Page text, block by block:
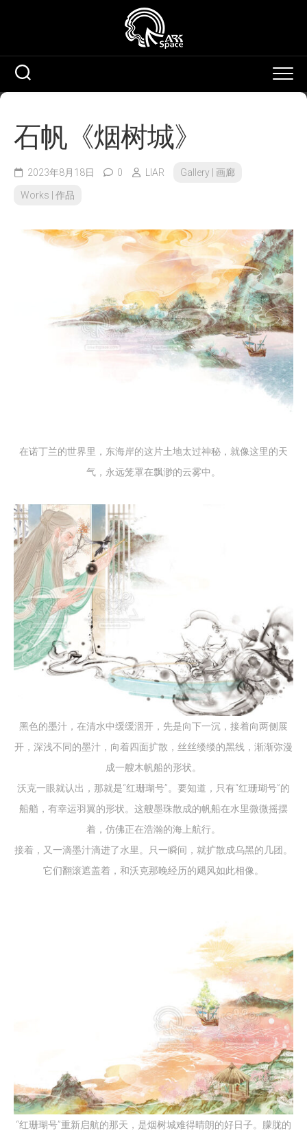
石帆《烟树城》
2023年8月18日 0 LIAR Gallery | 画廊
Works | 作品
在诺丁兰的世界里，东海岸的这片土地太过神秘，就像这里的天
气，永远笼罩在飘渺的云雾中。
黑色的墨汁，在清水中缓缓洇开，先是向下一沉，接着向两侧展
开，深浅不同的墨汁，向着四面扩散，丝丝缕缕的黑线，渐渐弥漫
成一艘木帆船的形状。
沃克一眼就认出，那就是“红珊瑚号”。要知道，只有“红珊瑚号”的
船艏，有幸运羽翼的形状。这艘墨珠散成的帆船在水里微微摇摆
着，仿佛正在浩瀚的海上航行。
接着，又一滴墨汁滴进了水里。只一瞬间，就扩散成乌黑的几团。
它们翻滚遮盖着，和沃克那晚经历的飓风如此相像。
“红珊瑚号”重新启航的那天，是烟树城难得晴朗的好日子。朦胧的